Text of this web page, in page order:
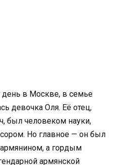
день в Москве, в семье
девочка Оля. Её отец,
был человеком науки,
Но главное — он был
а гордым
армянской